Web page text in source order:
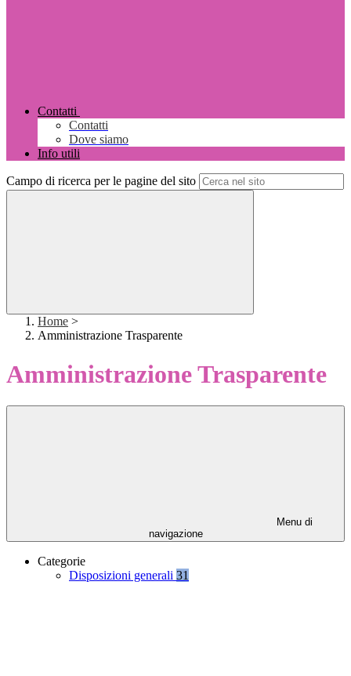
Contatti
Contatti
Dove siamo
Info utili
Campo di ricerca per le pagine del sito
Home >
Amministrazione Trasparente
Amministrazione Trasparente
Menu di
navigazione
Categorie
Disposizioni generali 31